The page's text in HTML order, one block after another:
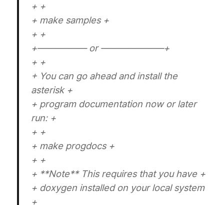
+ +
+ make samples +
+ +
+—————– or ———————+
+ +
+ You can go ahead and install the
asterisk +
+ program documentation now or later
run: +
+ +
+ make progdocs +
+ +
+ **Note** This requires that you have +
+ doxygen installed on your local system
+